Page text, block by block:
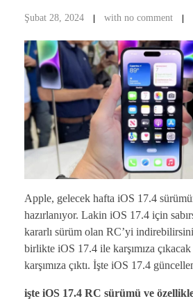
Şubat 28, 2024 with no comment
Apple, gelecek hafta iOS 17.4
hazırlanıyor. Lakin iOS 17.4 için
kararlı sürüm olan RC’yi
birlikte iOS 17.4 ile karşımıza
karşımıza çıktı. İşte iOS 17.4
işte iOS 17.4 RC sürümü ve